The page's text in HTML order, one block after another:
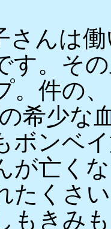
んは
す。そ
。件の
希少な
ボンベ
が亡く
たくさ
きみ